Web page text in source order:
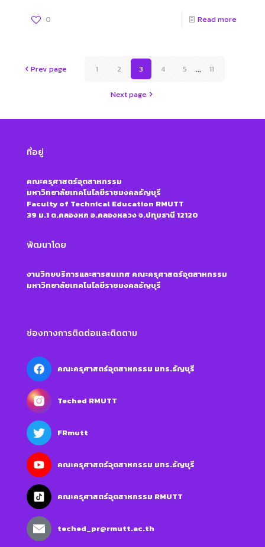
0 Read more
Prev page 1 2 3 4 5 ... 11
Next page
ที่อยู่
คณะครุศาสตร์อุตสาหกรรม
มหาวิทยาลัยเทคโนโลยีราชมงคลธัญบุรี
Faculty of Technical Education RMUTT
39 ม.1 ต.คลองหก อ.คลองหลวง จ.ปทุมธานี 12120
พัฒนาโดย
งานวิทยบริการและสารสนเทศ คณะครุศาสตร์อุตสาหกรรม
มหาวิทยาลัยเทคโนโลยีราชมงคลธัญบุรี
ช่องทางการติดต่อและติดตาม
คณะครุศาสตร์อุตสาหกรรม มทร.ธัญบุรี
Teched RMUTT
FRmutt
คณะครุศาสตร์อุตสาหกรรม มทร.ธัญบุรี
คณะครุศาสตร์อุตสาหกรรม RMUTT
teched_pr@rmutt.ac.th